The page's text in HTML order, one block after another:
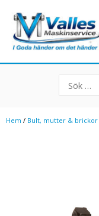
innehåll
Search
for:
Hem / Bult, mutter & brickor